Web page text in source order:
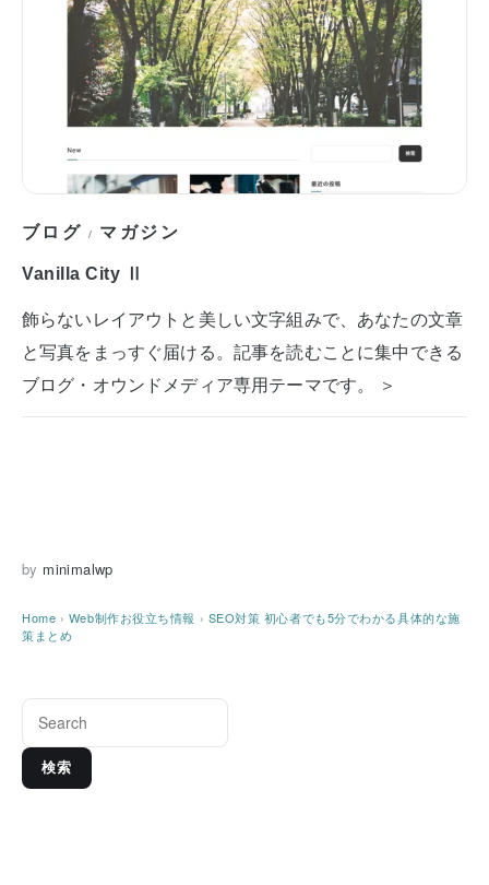
ブログ / マガジン
Vanilla City Ⅱ
飾らないレイアウトと美しい文字組みで、あなたの文章
と写真をまっすぐ届ける。記事を読むことに集中できる
ブログ・オウンドメディア専用テーマです。 ＞
by minimalwp
Home › Web制作お役立ち情報 › SEO対策 初心者でも5分でわかる具体的な施
策まとめ
検索